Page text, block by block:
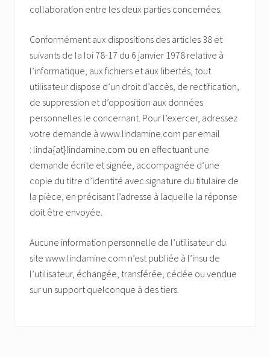
collaboration entre les deux parties concernées.
Conformément aux dispositions des articles 38 et
suivants de la loi 78-17 du 6 janvier 1978 relative à
l’informatique, aux fichiers et aux libertés, tout
utilisateur dispose d’un droit d’accès, de rectification,
de suppression et d’opposition aux données
personnelles le concernant. Pour l’exercer, adressez
votre demande à www.lindamine.com par email
: linda{at}lindamine.com ou en effectuant une
demande écrite et signée, accompagnée d’une
copie du titre d’identité avec signature du titulaire de
la pièce, en précisant l’adresse à laquelle la réponse
doit être envoyée.
Aucune information personnelle de l’utilisateur du
site www.lindamine.com n’est publiée à l’insu de
l’utilisateur, échangée, transférée, cédée ou vendue
sur un support quelconque à des tiers.